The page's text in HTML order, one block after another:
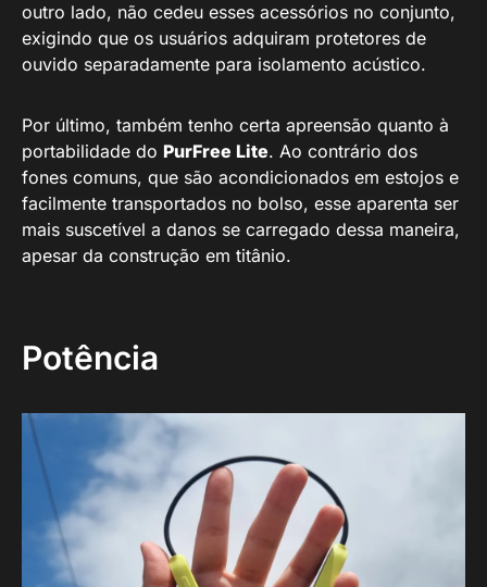
outro lado, não cedeu esses acessórios no conjunto,
exigindo que os usuários adquiram protetores de
ouvido separadamente para isolamento acústico.
Por último, também tenho certa apreensão quanto à
portabilidade do PurFree Lite. Ao contrário dos
fones comuns, que são acondicionados em estojos e
facilmente transportados no bolso, esse aparenta ser
mais suscetível a danos se carregado dessa maneira,
apesar da construção em titânio.
Potência